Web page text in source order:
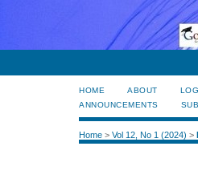
HOME ABOUT
ANNOUNCEMENTS
Home > Vol 12, No 1 (2024) >